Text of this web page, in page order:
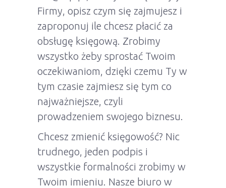
Firmy, opisz czym się zajmujesz i
zaproponuj ile chcesz płacić za
obsługę księgową. Zrobimy
wszystko żeby sprostać Twoim
oczekiwaniom, dzięki czemu Ty w
tym czasie zajmiesz się tym co
najważniejsze, czyli
prowadzeniem swojego biznesu.
Chcesz zmienić księgowość? Nic
trudnego, jeden podpis i
wszystkie formalności zrobimy w
Twoim imieniu. Nasze biuro w